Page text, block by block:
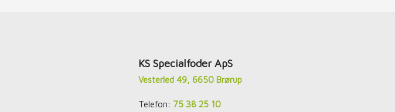
​KS Specialfoder ApS
Vesterled 49, 6650 Brørup
Telefon: 75 38 25 10